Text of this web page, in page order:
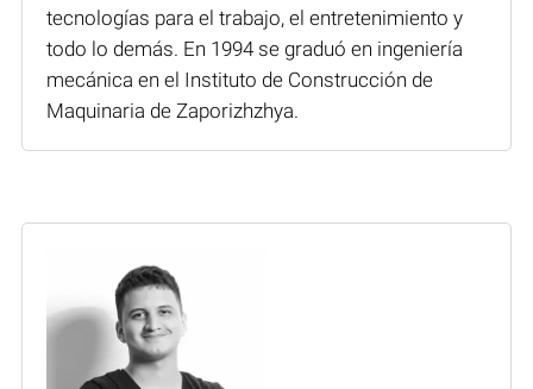
tecnologías para el trabajo, el entretenimiento y
todo lo demás. En 1994 se graduó en ingeniería
mecánica en el Instituto de Construcción de
Maquinaria de Zaporizhzhya.